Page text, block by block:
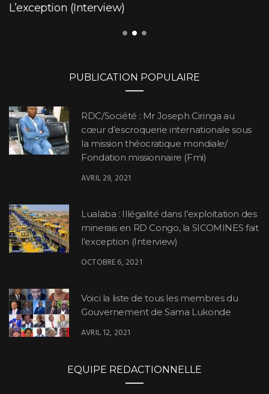
L’exception (Interview)
PUBLICATION POPULAIRE
RDC/Société : Mr Joseph Ciringa au
cœur d’escroquerie internationale sous
la mission théocratique mondiale/
Fondation missionnaire (Fmi)
AVRIL 29, 2021
Lualaba : Illégalité dans l’exploitation des
minerais en RD Congo, la SICOMINES fait
l’exception (Interview)
OCTOBRE 6, 2021
Voici la liste de tous les membres du
Gouvernement de Sama Lukonde
AVRIL 12, 2021
EQUIPE REDACTIONNELLE